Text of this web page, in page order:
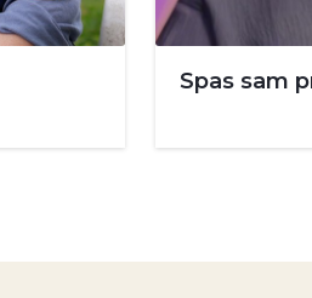
Spas sam